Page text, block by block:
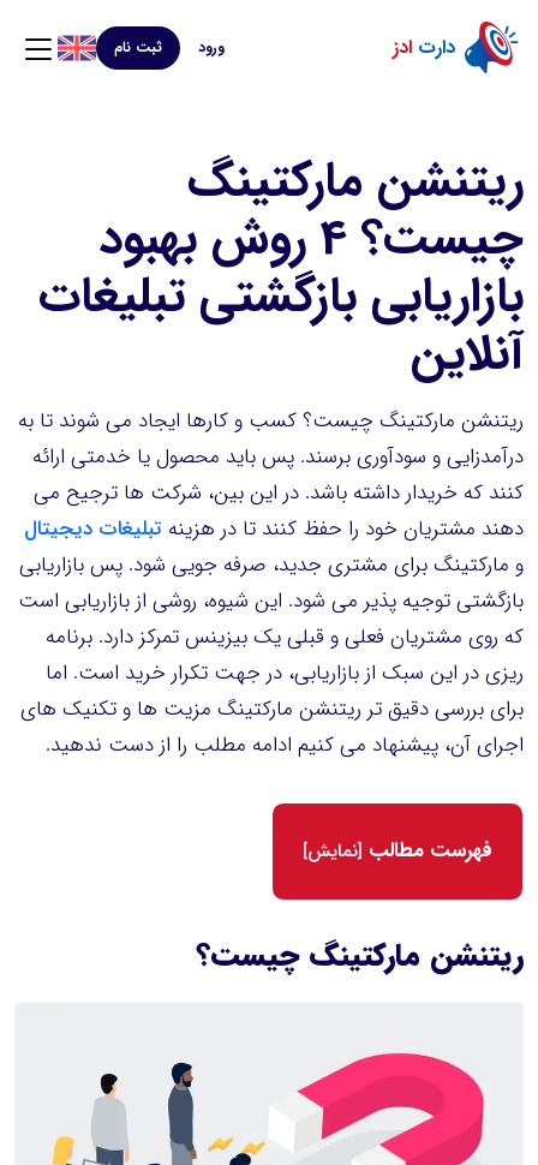
دارت ادز ورود ثبت نام
ریتنشن مارکتینگ
چیست؟ 4 روش بهبود
بازاریابی بازگشتی تبلیغات
آنلاین
ریتنشن مارکتینگ چیست؟ کسب و کارها ایجاد می شوند تا به
درآمدزایی و سودآوری برسند. پس باید محصول یا خدمتی ارائه
کنند که خریدار داشته باشد. در این بین، شرکت ها ترجیح می
دهند مشتریان خود را حفظ کنند تا در هزینه تبلیغات دیجیتال
و مارکتینگ برای مشتری جدید، صرفه جویی شود. پس بازاریابی
بازگشتی توجیه پذیر می شود. این شیوه، روشی از بازاریابی است
که روی مشتریان فعلی و قبلی یک بیزینس تمرکز دارد. برنامه
ریزی در این سبک از بازاریابی، در جهت تکرار خرید است. اما
برای بررسی دقیق تر ریتنشن مارکتینگ مزیت ها و تکنیک های
اجرای آن، پیشنهاد می کنیم ادامه مطلب را از دست ندهید.
فهرست مطالب [نمایش]
ریتنشن مارکتینگ چیست؟